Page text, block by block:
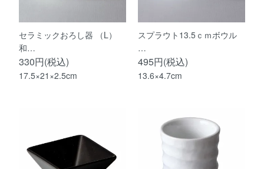
セラミックおろし器 （L）
和…
330円(税込)
17.5×21×2.5cm
スプラウト13.5ｃｍボウル
…
495円(税込)
13.6×4.7cm